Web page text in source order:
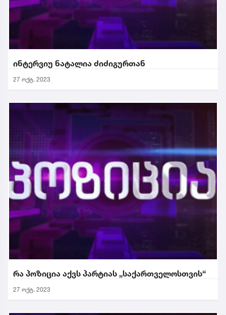
ინტერვიუ ნატალია ძიძიგურთან
27 ოქტ. 2023
რა პოზიცია აქვს პარტიას „საქართველოსთვის“
27 ოქტ. 2023